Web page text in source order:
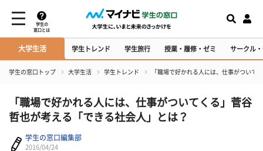
学生の
窓口とは
大学生活 学生トレンド 学生旅行 授業・履修・ゼミ サークル
学生の窓口トップ 大学生活 学生トレンド 「職場で好かれる人には、仕事がついて
​「職場で好かれる人には、仕事がついてくる」菅谷
哲也が考える「できる社会人」とは？
学生の窓口編集部
2016/04/24